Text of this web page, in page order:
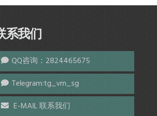
系我们
QQ咨询：2824465675
Telegram:tg_vm_sg
E-MAIL 联系我们